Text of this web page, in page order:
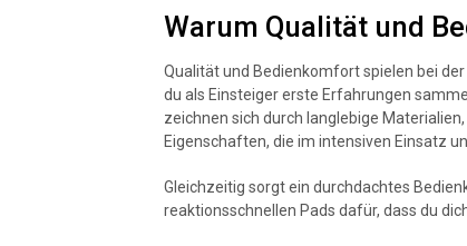
Warum Qualität und
Qualität und Bedienkomfort spielen bei
du als Einsteiger erste Erfahrungen
zeichnen sich durch langlebige
Eigenschaften, die im intensiven Einsatz
Gleichzeitig sorgt ein durchdachtes
reaktionsschnellen Pads dafür, dass du